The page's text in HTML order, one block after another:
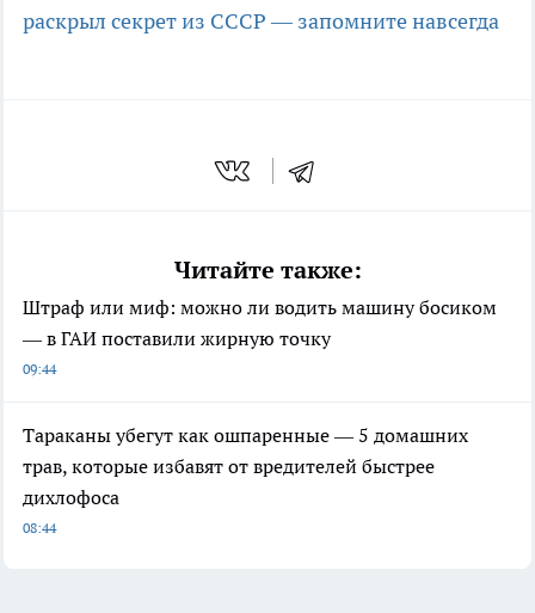
раскрыл секрет из СССР — запомните навсегда
Читайте также:
Штраф или миф: можно ли водить машину босиком
— в ГАИ поставили жирную точку
09:44
Тараканы убегут как ошпаренные — 5 домашних
трав, которые избавят от вредителей быстрее
дихлофоса
08:44